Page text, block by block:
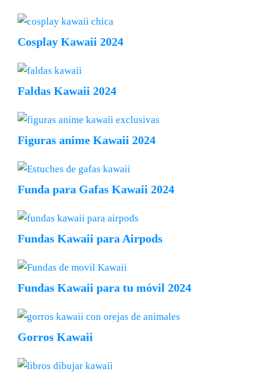
Cosplay Kawaii 2024
Faldas Kawaii 2024
Figuras anime Kawaii 2024
Funda para Gafas Kawaii 2024
Fundas Kawaii para Airpods
Fundas Kawaii para tu móvil 2024
Gorros Kawaii